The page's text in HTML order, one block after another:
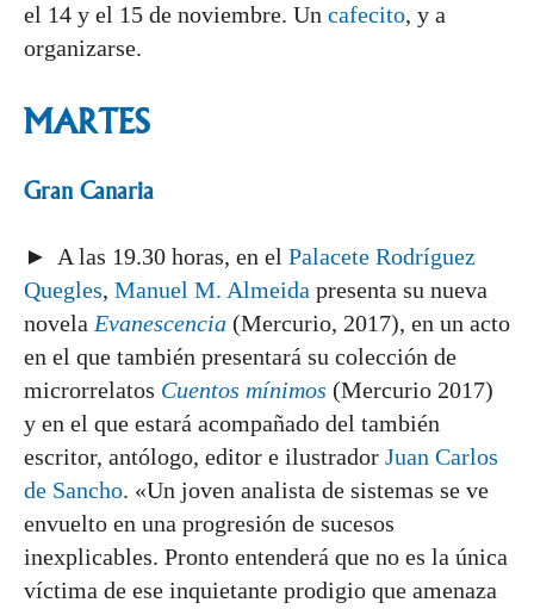
el 14 y el 15 de noviembre. Un cafecito, y a
organizarse.
MARTES
Gran Canaria
► A las 19.30 horas, en el Palacete Rodríguez
Quegles, Manuel M. Almeida presenta su nueva
novela Evanescencia (Mercurio, 2017), en un acto
en el que también presentará su colección de
microrrelatos Cuentos mínimos (Mercurio 2017)
y en el que estará acompañado del también
escritor, antólogo, editor e ilustrador Juan Carlos
de Sancho. «Un joven analista de sistemas se ve
envuelto en una progresión de sucesos
inexplicables. Pronto entenderá que no es la única
víctima de ese inquietante prodigio que amenaza